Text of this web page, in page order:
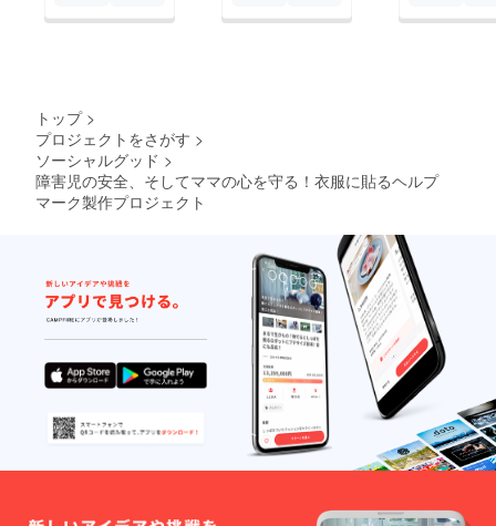
トップ >
プロジェクトをさがす >
ソーシャルグッド >
障害児の安全、そしてママの心を守る！衣服に貼るヘルプ
マーク製作プロジェクト